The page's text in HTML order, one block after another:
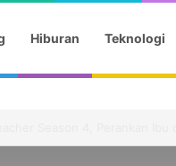
Hiburan Teknologi